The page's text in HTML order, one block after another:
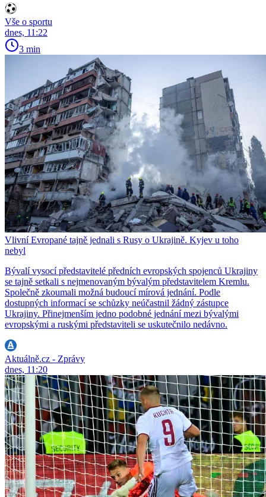
Vše o sportu
dnes, 11:22
3 min
Vlivní Evropané tajně jednali s Rusy o Ukrajině. Kyjev u toho
nebyl
Bývalí vysocí představitelé předních evropských spojenců Ukrajiny
se tajně setkali s nejmenovaným bývalým představitelem Kremlu.
Společně zkoumali možná budoucí mírová jednání. Podle
dostupných informací se schůzky neúčastnil žádný zástupce
Ukrajiny. Přinejmenším jedno podobné jednání mezi bývalými
evropskými a ruskými představiteli se uskutečnilo nedávno.
Aktuálně.cz - Zprávy
dnes, 11:20